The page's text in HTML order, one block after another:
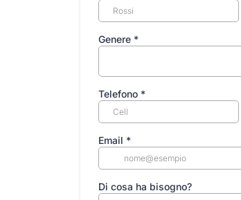
Genere *
Telefono *
Email *
Di cosa ha bisogno?